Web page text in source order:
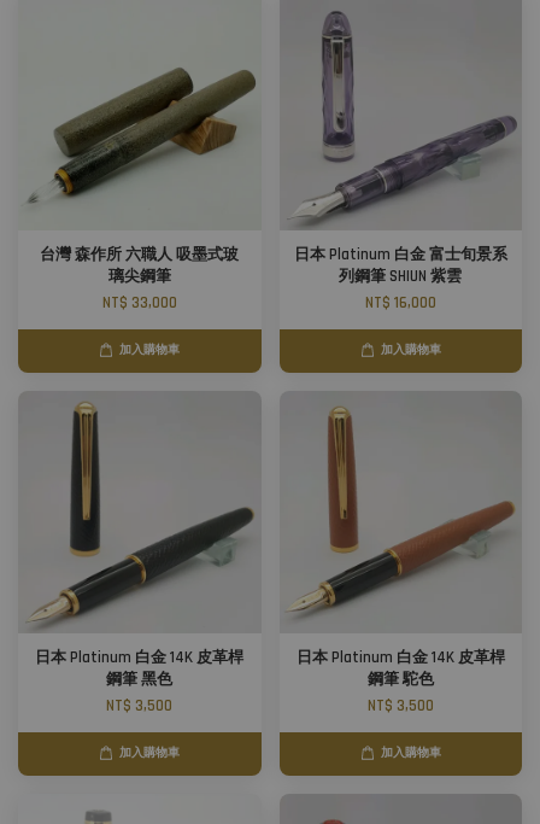
台灣 森作所 六職人 吸墨式玻
璃尖鋼筆
NT$ 33,000
加入購物車
日本 Platinum 白金 富士旬景系
列鋼筆 SHIUN 紫雲
NT$ 16,000
加入購物車
日本 Platinum 白金 14K 皮革桿
鋼筆 黑色
NT$ 3,500
加入購物車
日本 Platinum 白金 14K 皮革桿
鋼筆 駝色
NT$ 3,500
加入購物車